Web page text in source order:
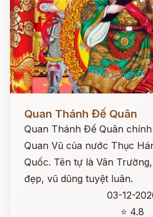
Quan Thánh Đế Quân
Quan Thánh Đế Quân
Quan Vũ của nước Thục
Quốc. Tên tự là Vân
đẹp, vũ dũng tuyệt luân.
03-12-
⭐ 4.8